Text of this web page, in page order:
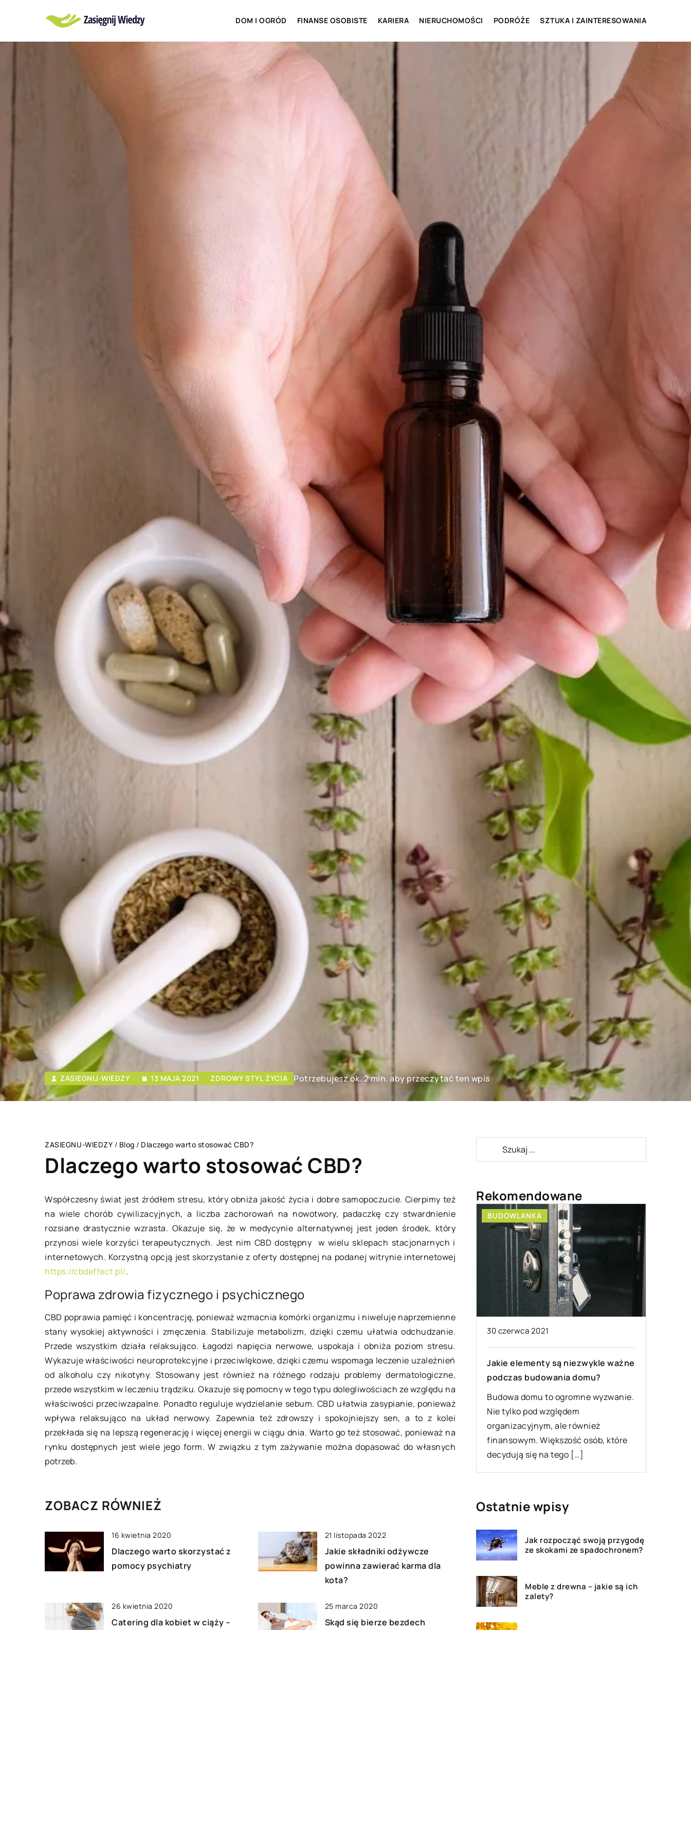
DOM I OGRÓD FINANSE OSOBISTE KARIERA NIERUCHOMOŚCI PODRÓŻE SZTUKA I ZAINTERESOWANIA
ZASIEGNIJ-WIEDZY 13 MAJA 2021 ZDROWY STYL ŻYCIA Potrzebujesz ok. 2 min. aby przeczytać ten wpis
ZASIEGNIJ-WIEDZY / Blog / Dlaczego warto stosować CBD?
Dlaczego warto stosować CBD?
Współczesny świat jest źródłem stresu, który obniża jakość życia i dobre samopoczucie. Cierpimy też
na wiele chorób cywilizacyjnych, a liczba zachorowań na nowotwory, padaczkę czy stwardnienie
rozsiane drastycznie wzrasta. Okazuje się, że w medycynie alternatywnej jest jeden środek, który
przynosi wiele korzyści terapeutycznych. Jest nim CBD dostępny w wielu sklepach stacjonarnych i
internetowych. Korzystną opcją jest skorzystanie z oferty dostępnej na podanej witrynie internetowej
https://cbdeffect.pl/.
Poprawa zdrowia fizycznego i psychicznego
CBD poprawia pamięć i koncentrację, ponieważ wzmacnia komórki organizmu i niweluje naprzemienne
stany wysokiej aktywności i zmęczenia. Stabilizuje metabolizm, dzięki czemu ułatwia odchudzanie.
Przede wszystkim działa relaksująco. Łagodzi napięcia nerwowe, uspokaja i obniża poziom stresu.
Wykazuje właściwości neuroprotekcyjne i przeciwlękowe, dzięki czemu wspomaga leczenie uzależnień
od alkoholu czy nikotyny. Stosowany jest również na różnego rodzaju problemy dermatologiczne,
przede wszystkim w leczeniu trądziku. Okazuje się pomocny w tego typu dolegliwościach ze względu na
właściwości przeciwzapalne. Ponadto reguluje wydzielanie sebum. CBD ułatwia zasypianie, ponieważ
wpływa relaksująco na układ nerwowy. Zapewnia też zdrowszy i spokojniejszy sen, a to z kolei
przekłada się na lepszą regenerację i więcej energii w ciągu dnia. Warto go też stosować, ponieważ na
rynku dostępnych jest wiele jego form. W związku z tym zażywanie można dopasować do własnych
potrzeb.
ZOBACZ RÓWNIEŻ
16 kwietnia 2020
Dlaczego warto skorzystać z
pomocy psychiatry
21 listopada 2022
Jakie składniki odżywcze
powinna zawierać karma dla
kota?
26 kwietnia 2020
Catering dla kobiet w ciąży –
25 marca 2020
Skąd się bierze bezdech
Rekomendowane
PRZEMYSŁ I TECHNIKA
10 lutego 2022
Montaż i demontaż koła
zapasowego – co warto wiedzieć?
Do uszkodzenia koła w samochodzie
może dojść w najmniej odpowiednim
momencie. W takiej sytuacji warto
mieć w bagażniku zapasowe koło,
[…]
BIZNES I RYNEK/FINANSE
05 kwietnia 2021
O czym należy pamiętać przy
zakładaniu swojej firmy?
Uruchomienie własnej działalności
wiąże się nie tylko z formalnościami,
ale także z wdrożeniem niezbędnych
działań reklamowych. Najlepiej
skorzystać z fachowej […]
BUDOWLANKA
30 czerwca 2021
Jakie elementy są niezwykle ważne
podczas budowania domu?
Budowa domu to ogromne wyzwanie.
Nie tylko pod względem
organizacyjnym, ale również
finansowym. Większość osób, które
decydują się na tego […]
Montaż i demontaż
zapasowego – co
Do uszkodzenia koła w
momencie. W takiej
mieć w bagażniku
Ostatnie wpisy
Jak rozpocząć swoją przygodę
ze skokami ze spadochronem?
Meble z drewna – jakie są ich
zalety?